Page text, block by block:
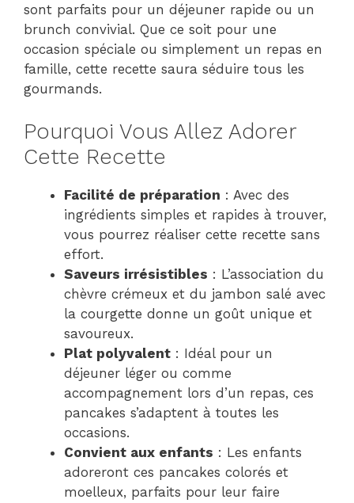
sont parfaits pour un déjeuner rapide ou un
brunch convivial. Que ce soit pour une
occasion spéciale ou simplement un repas en
famille, cette recette saura séduire tous les
gourmands.
Pourquoi Vous Allez Adorer
Cette Recette
Facilité de préparation : Avec des
ingrédients simples et rapides à trouver,
vous pourrez réaliser cette recette sans
effort.
Saveurs irrésistibles : L’association du
chèvre crémeux et du jambon salé avec
la courgette donne un goût unique et
savoureux.
Plat polyvalent : Idéal pour un
déjeuner léger ou comme
accompagnement lors d’un repas, ces
pancakes s’adaptent à toutes les
occasions.
Convient aux enfants : Les enfants
adoreront ces pancakes colorés et
moelleux, parfaits pour leur faire